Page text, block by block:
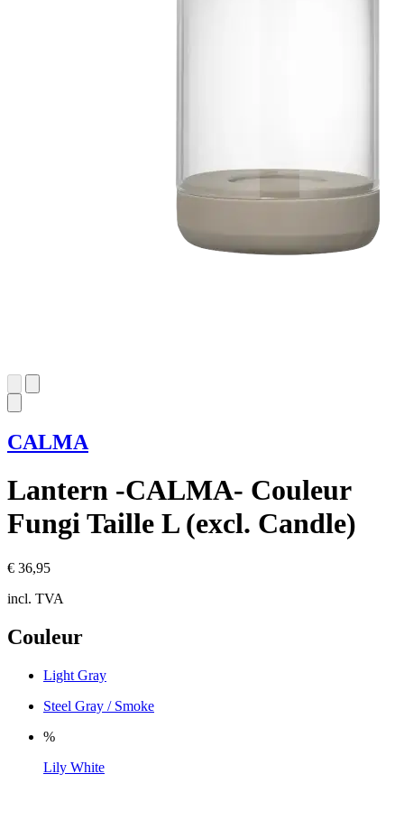
CALMA
Lantern -CALMA- Couleur
Fungi Taille L (excl. Candle)
€ 36,95
incl. TVA
Couleur
Light Gray
Steel Gray / Smoke
%
Lily White